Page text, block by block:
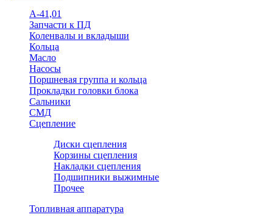
А-41,01
Запчасти к ПД
Коленвалы и вкладыши
Кольца
Масло
Насосы
Поршневая группа и кольца
Прокладки головки блока
Сальники
СМД
Сцепление
Диски сцепления
Корзины сцепления
Накладки сцепления
Подшипники выжимные
Прочее
Топливная аппаратура